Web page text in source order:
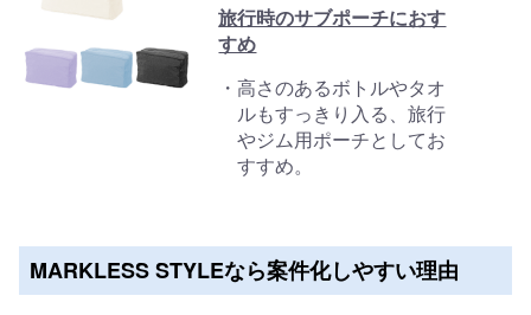
旅行時のサブポーチにおす
すめ
高さのあるボトルやタオ
ルもすっきり入る、旅行
やジム用ポーチとしてお
すすめ。
MARKLESS STYLEなら案件化しやすい理由